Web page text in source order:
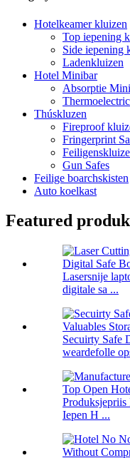
Hotelkeamer kluizen
Top iepening
Side iepening
Ladenkluizen
Hotel Minibar
Absorptie
Thúskluzen
Fireproof
Fringerprint
Gun Safes
Feilige boarchskisten
Auto koelkast
Featured
Lasersnije
digitale sa ...
Secuirty Safe
weardefolle
Produksjepriis
Iepen H ...